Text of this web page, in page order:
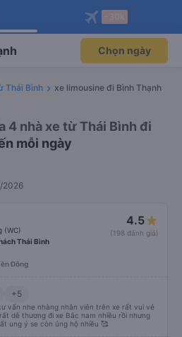
ngay!
thành viên độc
Mở app
đặt vé máy bay qua
Mở app
Chọn ngày
Thái Bình
xe limousine đi Bình Thạnh
4 nhà xe từ Thái Bình đi
mỗi ngày
2026
(WC)
4.5
(198 đánh giá)
Thái Bình
Đông
+5
vấn nhe nhàng nhân viên trên xe rất vui vẻ
dễ thương đi xe Bắc nam nhiều rồi nhưng
ung ý se còn ủng hộ nhiều 🥰